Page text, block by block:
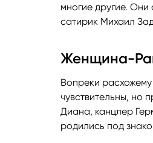
многие другие.
сатирик Михаил
Женщина-
Вопреки
чувствительны, но
Диана, канцлер
родились под